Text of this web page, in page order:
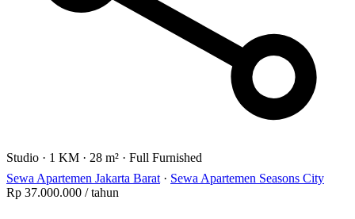
Studio · 1 KM · 28 m² · Full Furnished
Sewa Apartemen Jakarta Barat · Sewa Apartemen Seasons City
Rp 37.000.000 / tahun